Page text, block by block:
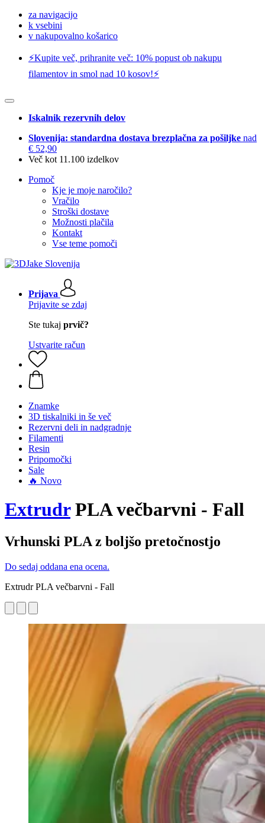
za navigacijo
k vsebini
v nakupovalno košarico
⚡️Kupite več, prihranite več: 10% popust ob nakupu
filamentov in smol nad 10 kosov!⚡️
Iskalnik rezervnih delov
Slovenija: standardna dostava brezplačna za pošiljke nad
€ 52,90
Več kot 11.100 izdelkov
Pomoč
Kje je moje naročilo?
Vračilo
Stroški dostave
Možnosti plačila
Kontakt
Vse teme pomoči
Prijava
Prijavite se zdaj
Ste tukaj prvič?
Ustvarite račun
Znamke
3D tiskalniki in še več
Rezervni deli in nadgradnje
Filamenti
Resin
Pripomočki
Sale
🔥 Novo
ExtrudrPLA večbarvni - Fall
Vrhunski PLA z boljšo pretočnostjo
Do sedaj oddana ena ocena.
Extrudr PLA večbarvni - Fall